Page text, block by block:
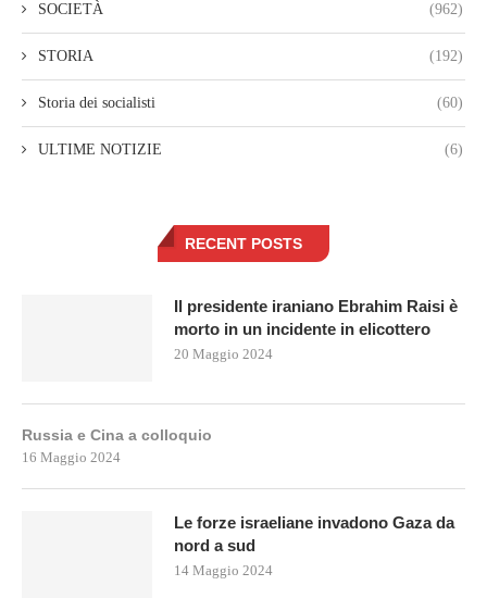
SOCIETÀ (962)
STORIA (192)
Storia dei socialisti (60)
ULTIME NOTIZIE (6)
RECENT POSTS
Il presidente iraniano Ebrahim Raisi è
morto in un incidente in elicottero
20 Maggio 2024
Russia e Cina a colloquio
16 Maggio 2024
Le forze israeliane invadono Gaza da
nord a sud
14 Maggio 2024